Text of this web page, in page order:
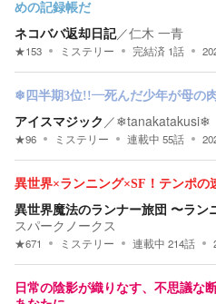
めの記録帳だ
ネコババ返却日記／仁木 一青
★153 ミステリー 完結済 1話
❄四半期3位!!―死んだ少年が母の
アイスマジック ／❄tanakatakusi❄
★96 ミステリー 連載中 55話
異世界×ランニング×SF！テンポの
異世界魔法のランナー旅団 〜ラン
スパークノークス
★671 ミステリー 連載中 214話
日常の陰影が織りなす、不思議な